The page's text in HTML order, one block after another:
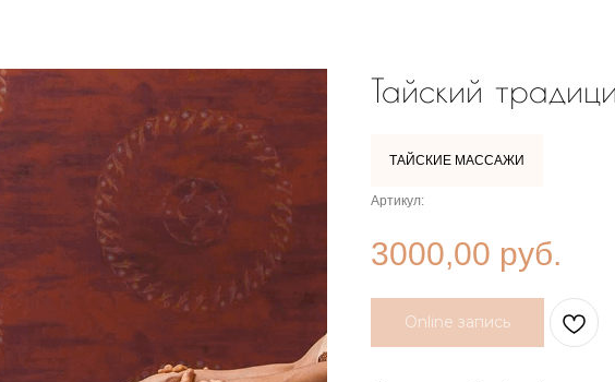
Тайский
ТАЙСКИЕ МАССАЖИ
Артикул:
3000,00 руб.
Online запись